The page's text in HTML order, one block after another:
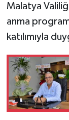
Malatya
anma
katılımıyla